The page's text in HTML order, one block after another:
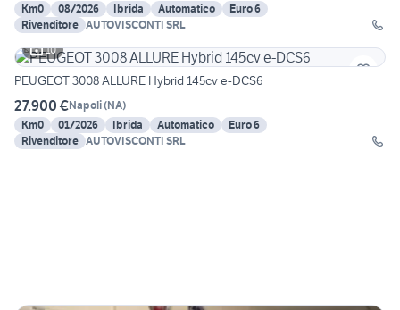
Km0
08/2026 Ibrida Automatico
Euro 6
Rivenditore AUTOVISCONTI SRL
10
PEUGEOT 3008 ALLURE Hybrid 145cv e-DCS6
27.900 €Napoli(NA)
Km0
01/2026 Ibrida Automatico
Euro 6
Rivenditore AUTOVISCONTI SRL